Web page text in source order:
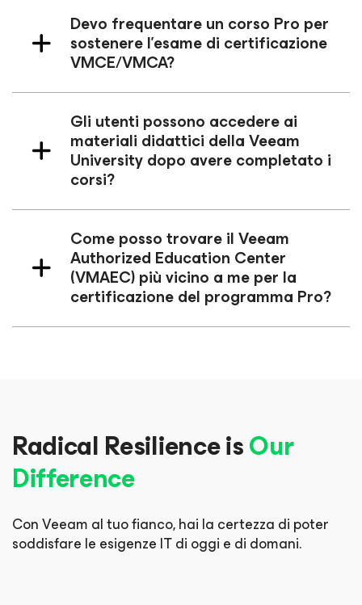
Devo frequentare un corso Pro per
sostenere l'esame di certificazione
VMCE/VMCA?
Gli utenti possono accedere ai
materiali didattici della Veeam
University dopo avere completato i
corsi?
Come posso trovare il Veeam
Authorized Education Center
(VMAEC) più vicino a me per la
certificazione del programma Pro?
Radical Resilience isOur
Difference
Con Veeam al tuo fianco, hai la certezza di poter
soddisfare le esigenze IT di oggi e di domani.